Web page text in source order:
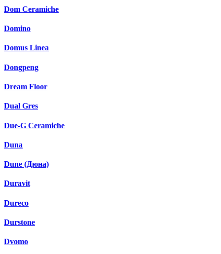
Dom Ceramiche
Domino
Domus Linea
Dongpeng
Dream Floor
Dual Gres
Due-G Ceramiche
Duna
Dune (Дюна)
Duravit
Dureco
Durstone
Dvomo